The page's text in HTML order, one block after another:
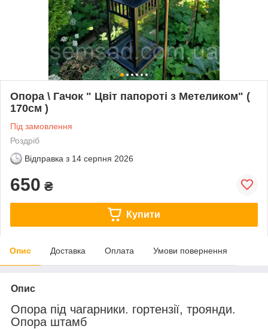
Опора \ Гачок " Цвіт папороті з Метеликом" (
170см )
Під замовлення
Роздріб
Відправка з 14 серпня 2026
650 ₴
Купити
Опис Доставка Оплата Умови повернення
Опис
Опора під чагарники. гортензії, троянди.
Опора штамб